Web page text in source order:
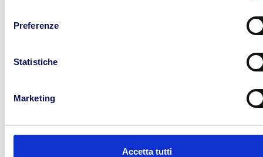
Preferenze
Statistiche
Marketing
Accetta tutti
Cerca
Categorie